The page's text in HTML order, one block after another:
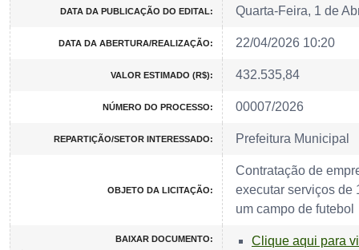
DATA DA PUBLICAÇÃO DO EDITAL: Quarta-Feira, 1 de
DATA DA ABERTURA/REALIZAÇÃO: 22/04/2026 10:20
VALOR ESTIMADO (R$): 432.535,84
NÚMERO DO PROCESSO: 00007/2026
REPARTIÇÃO/SETOR INTERESSADO: Prefeitura Municipal
OBJETO DA LICITAÇÃO:
Contratação de
executar serviços de
um campo de futebol
BAIXAR DOCUMENTO:
Clique aqui para